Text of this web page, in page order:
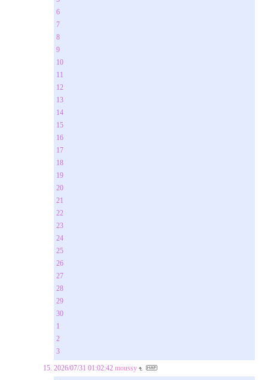
6
7
8
9
10
11
12
13
14
15
16
17
18
19
20
21
22
23
24
25
26
27
28
29
30
1
2
3
2026/07/31 01:02:42 moussy